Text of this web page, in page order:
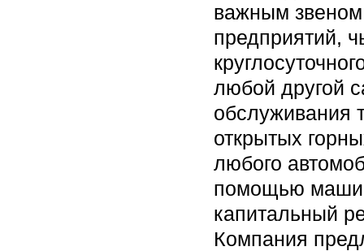
важным звеном
предприятий,
любой другой
обслуживания
открытых
любого
помощью
капитальный
Компания